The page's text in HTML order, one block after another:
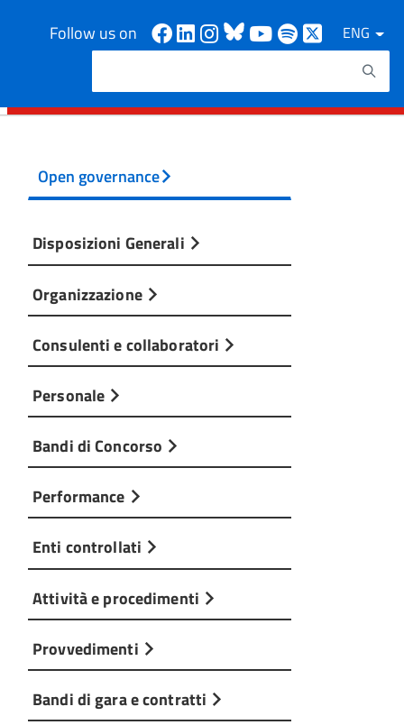
Follow us on Facebook
Linkedin
Instagram
Bluesky
Youtube
Spotify
ENGSearch
Open governance
Disposizioni Generali
Organizzazione
Consulenti e collaboratori
Personale
Bandi di Concorso
Performance
Enti controllati
Attività e procedimenti
Provvedimenti
Bandi di gara e contratti